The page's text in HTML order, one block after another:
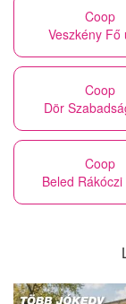
Coop
Veszkény Fő
Coop
Dör
Coop
Beled Rákóczi